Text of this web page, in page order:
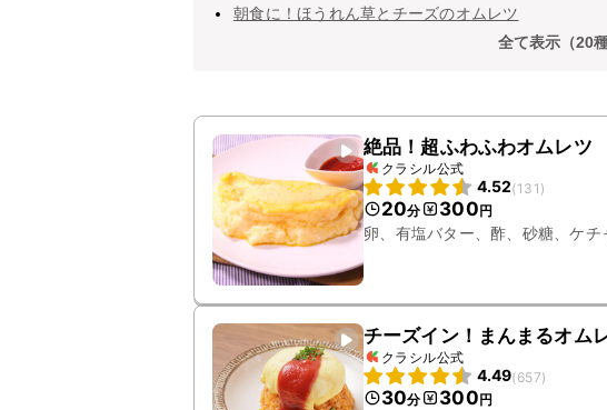
朝食に！ほうれん草とチーズのオムレツ
全て表示（20種
絶品！超ふわふわオムレツ
クラシル公式
4.52(131 )
20分 300円
卵、有塩バター、酢、砂糖、ケチ
チーズイン！まんまるオム
クラシル公式
4.49(657)
30分 300円